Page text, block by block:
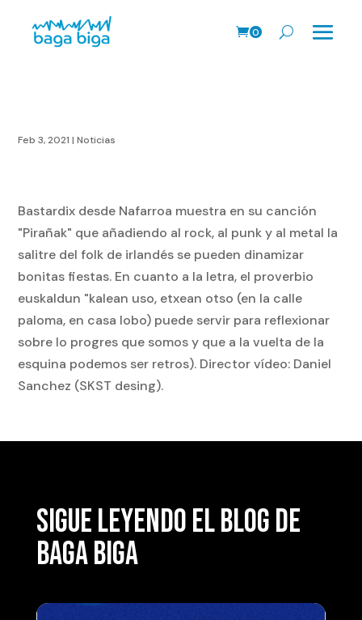
0
Feb 3, 2021 |Noticias
Bastardix desde Nafarroa muestra en su canción
"Pirañak" que añadiendo al rock, al punk y al metal la
salitre del folk de irlandés se pueden dinamizar
bonitas fiestas. En cuanto a la letra, el proverbio
euskaldun "kalean uso, etxean otso (en la calle
paloma, en casa lobo) puede servir para reflexionar
sobre lo progres que somos y que a la vuelta de la
esquina podemos ser retros). Director vídeo: Daniel
Sanchez (SKST desing).
SIGUE LEYENDO EL BLOG DE
BAGA BIGA